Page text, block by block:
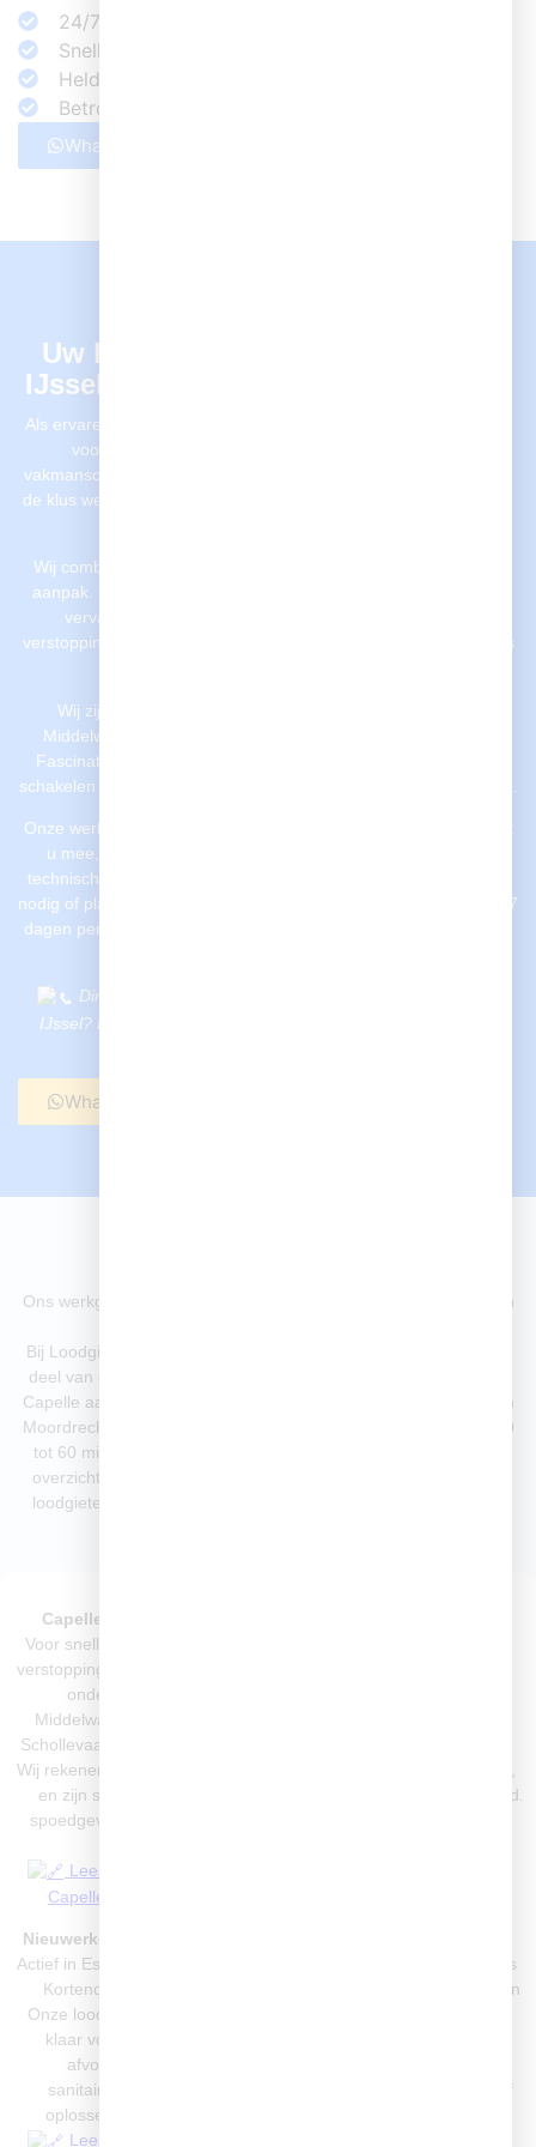
24/7 beschikbaar bij spoed
Snelle hulp op locatie in Capelle aan den IJssel
Heldere prijzen, geen verrassingen
Betrouwbare loodgieters met jarenlange ervaring
Whatsapp ons
Uw loodgieter in Capelle aan den
IJssel – duidelijk van begin tot eind
Als ervaren loodgietersbedrijf in Capelle aan den IJssel staan wij
voor heldere communicatie, betrouwbare service en
vakmanschap. Vanaf het eerste contact tot aan de afronding van
de klus weet u precies waar u aan toe bent – geen verrassingen,
Wij combineren technische expertise met een gestructureerde
aanpak. Of het nu gaat om het opsporen van een lekkage, het
vervangen van oude leidingen, het verhelpen van een
verstopping of het plaatsen van nieuw sanitair – onze loodgieters
Wij zijn actief in heel Capelle aan den IJssel, waaronder
Middelwatering, Schollevaar, ’s-Gravenland, Oostgaarde en
Fascinatio. Dankzij onze lokale aanwezigheid kunnen we snel
schakelen en zijn we vaak al binnen 30 tot 60 minuten ter plaatse.
Onze werkwijze is gericht op gemak en kwaliteit. We denken met
u mee, communiceren duidelijk en leveren pas op als alles
technisch én esthetisch klopt. Heeft u met spoed een loodgieter
nodig of plant u onderhoudswerkzaamheden in Capelle? Wij zijn 7
dagen per week bereikbaar voor zowel particulieren als zakelijke
Direct hulp nodig van een loodgieter in Capelle aan den
IJssel? Bel of WhatsApp ons voor snelle, vakkundige service
Whatsapp ons
Ons werkgebied – Loodgieter in Zuidplas, Capelle, Rotterdam en
Bij Loodgieter aan den IJssel zijn wij dagelijks actief in een groot
deel van de regio Zuid-Holland. Denk aan Zuidplas, Rotterdam,
Capelle aan den IJssel, Krimpen aan den IJssel, Zevenhuizen en
Moordrecht. Dankzij onze lokale spreiding zijn wij vaak binnen 30
tot 60 minuten op locatie, ook bij spoed. Hieronder vindt u een
overzicht van de plaatsen waar wij veel gevraagd worden voor
loodgieterswerk zoals lekkages, verstoppingen, leidingwerk en
Capelle aan den IJssel
Voor snelle hulp bij lekkages,
verstoppingen, cv-storingen en
onderhoud in o.a.
Middelwatering, Schenkel,
Schollevaar en ’s-Gravenland.
Wij rekenen geen voorrijkosten
en zijn snel ter plaatse bij
spoedgevallen en geplande
Lees meer: Loodgieter
Capelle aan den IJssel
Nieuwerkerk aan den IJssel
Actief in Esse-Zuid, Dorrestein,
Kortenoord en Zuidplas.
Onze loodgieters staan 24/7
klaar voor cv-storingen,
afvoerproblemen,
sanitairinstallatie of het
oplossen van lekkages.
Lees meer: Loodgieter
ook in het weekend of bij spoed.
complete badkamerrenovaties
in Zevenhuizen, Moordrecht en
spoedgevallen in de avond of